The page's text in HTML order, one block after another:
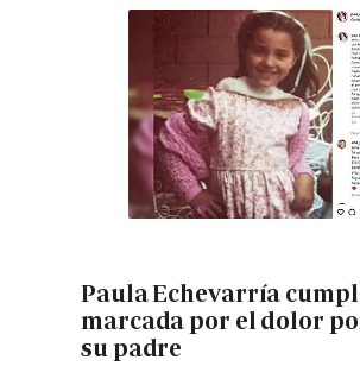
Paula Echevarría
marcada por el dolor
su padre